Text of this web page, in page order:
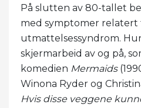
På slutten av 80-tallet
med symptomer relatert
utmattelsessyndrom.
skjermarbeid av og på,
komedien Mermaids
Winona Ryder og
Hvis disse veggene